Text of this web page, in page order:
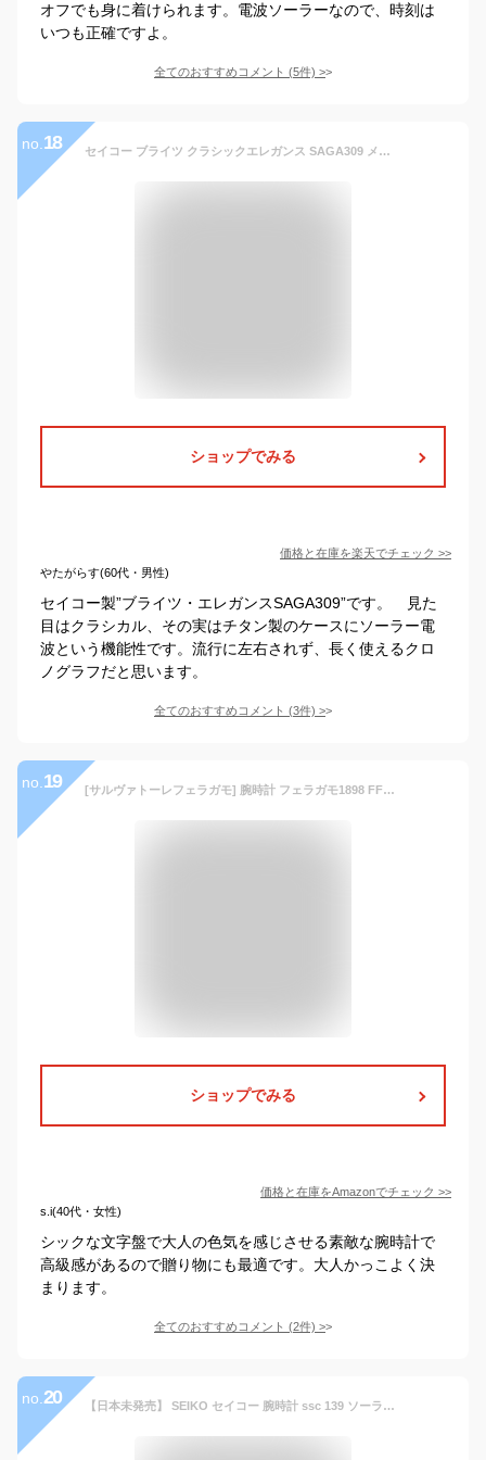
オフでも身に着けられます。電波ソーラーなので、時刻は
いつも正確ですよ。
全てのおすすめコメント (5件) >
no. 18 セイコー ブライツ クラシックエレガンス SAGA309 メンズ 腕時計 電波 ソーラー チタン メタルバンド ブラック
ショップでみる
価格と在庫を楽天でチェック >>
やたがらす(60代・男性)
セイコー製”ブライツ・エレガンスSAGA309”です。 見た
目はクラシカル、その実はチタン製のケースにソーラー電
波という機能性です。流行に左右されず、長く使えるクロ
ノグラフだと思います。
全てのおすすめコメント (3件) >
no. 19 [サルヴァトーレフェラガモ] 腕時計 フェラガモ1898 FFM080016 並行輸入品 シルバー
ショップでみる
価格と在庫をAmazonでチェック >>
s.i(40代・女性)
シックな文字盤で大人の色気を感じさせる素敵な腕時計で
高級感があるので贈り物にも最適です。大人かっこよく決
まります。
全てのおすすめコメント (2件) >
no. 20 【日本未発売】 SEIKO セイコー 腕時計 ssc 139 ソーラー クロノグラフ ステンレス ベルト 防水 日本語説明書付き | ウォッチ メンズ レディース 並行輸入 ギフト プレゼント 彼氏 旦那